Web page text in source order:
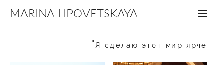
MARINA LIPOVETSKAYA
"Я сделаю этот мир ярче